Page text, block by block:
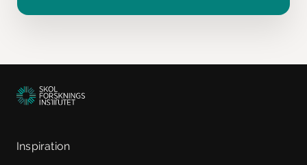
Inspiration